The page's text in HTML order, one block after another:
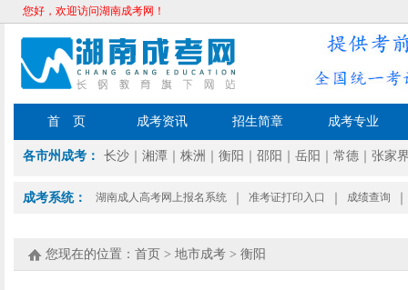
您好，欢迎访问湖南成考网！
首 页 成考资讯 招生简章 成考专业
各市州成考： 长沙 湘潭 株洲 衡阳 邵阳 岳阳 常德 张家
成考系统： 湖南成人高考网上报名系统 准考证打印入口 成绩查询
您现在的位置： 首页 > 地市成考 > 衡阳